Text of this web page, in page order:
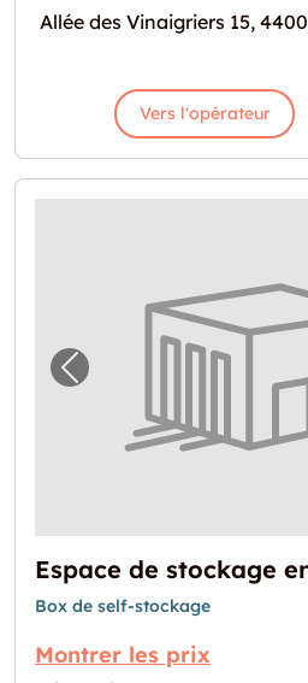
Allée des Vinaigriers 15,
Vers l'opérateur
Image précédente
Box de self-stockage
Montrer les prix